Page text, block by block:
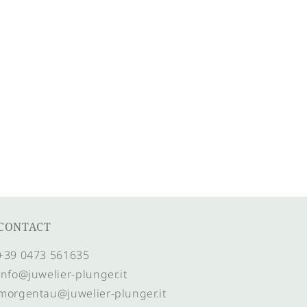
0473 561635
plunger.it
plunger.it